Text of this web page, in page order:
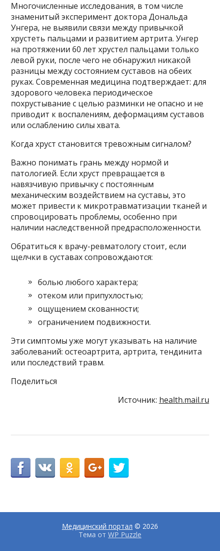
Многочисленные исследования, в том числе
знаменитый эксперимент доктора Дональда
Унгера, не выявили связи между привычкой
хрустеть пальцами и развитием артрита. Унгер
на протяжении 60 лет хрустел пальцами только
левой руки, после чего не обнаружил никакой
разницы между состоянием суставов на обеих
руках. Современная медицина подтверждает: для
здорового человека периодическое
похрустывание с целью разминки не опасно и не
приводит к воспалениям, деформациям суставов
или ослаблению силы хвата.
Когда хруст становится тревожным сигналом?
Важно понимать грань между нормой и
патологией. Если хруст превращается в
навязчивую привычку с постоянным
механическим воздействием на суставы, это
может привести к микротравматизации тканей и
спровоцировать проблемы, особенно при
наличии наследственной предрасположенности.
Обратиться к врачу-ревматологу стоит, если
щелчки в суставах сопровождаются:
болью любого характера;
отеком или припухлостью;
ощущением скованности;
ограничением подвижности.
Эти симптомы уже могут указывать на наличие
заболеваний: остеоартрита, артрита, тендинита
или последствий травм.
Поделиться
Источник: health.mail.ru
Медицинский портал © 2026
Тема от WP Puzzle